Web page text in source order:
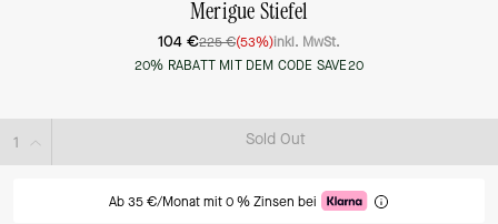
Merigue Stiefel
104 €225 €(53%)inkl. MwSt.
20% RABATT MIT DEM CODE SAVE20
Sold Out
Ab 35 €/Monat mit 0 % Zinsen bei